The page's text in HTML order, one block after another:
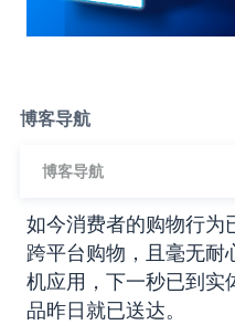
博客导航
博客导航
如今消费者的购物行
跨平台购物，且毫无耐
机应用，下一秒已到实
品昨日就已送达。